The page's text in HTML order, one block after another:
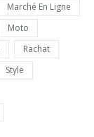
Marché En Ligne
Moto
Rachat
Style